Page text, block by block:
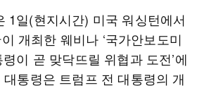
1일(현지시간) 미국 워싱턴에서
개최한 웨비나 ‘국가안보도미
이 곧 맞닥뜨릴 위협과 도전’에
대통령은 트럼프 전 대통령의 개